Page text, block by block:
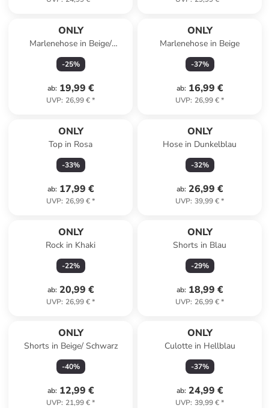
ONLY
Marlenehose in Beige/
Schwarz
-25%
ab: 19,99 €
UVP: 26,99 €*
ONLY
Marlenehose in Beige
-37%
ab: 16,99 €
UVP: 26,99 €*
ONLY
Top in Rosa
-33%
ab: 17,99 €
UVP: 26,99 €*
ONLY
Hose in Dunkelblau
-32%
ab: 26,99 €
UVP: 39,99 €*
ONLY
Rock in Khaki
-22%
ab: 20,99 €
UVP: 26,99 €*
ONLY
Shorts in Blau
-29%
ab: 18,99 €
UVP: 26,99 €*
ONLY
Shorts in Beige/ Schwarz
-40%
ab: 12,99 €
UVP: 21,99 €*
ONLY
Culotte in Hellblau
-37%
ab: 24,99 €
UVP: 39,99 €*